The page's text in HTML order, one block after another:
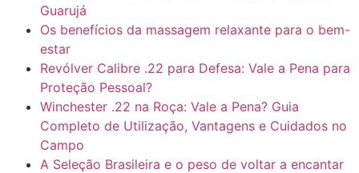
Guarujá
Os benefícios da massagem relaxante para o bem-
estar
Revólver Calibre .22 para Defesa: Vale a Pena para
Proteção Pessoal?
Winchester .22 na Roça: Vale a Pena? Guia
Completo de Utilização, Vantagens e Cuidados no
Campo
A Seleção Brasileira e o peso de voltar a encantar